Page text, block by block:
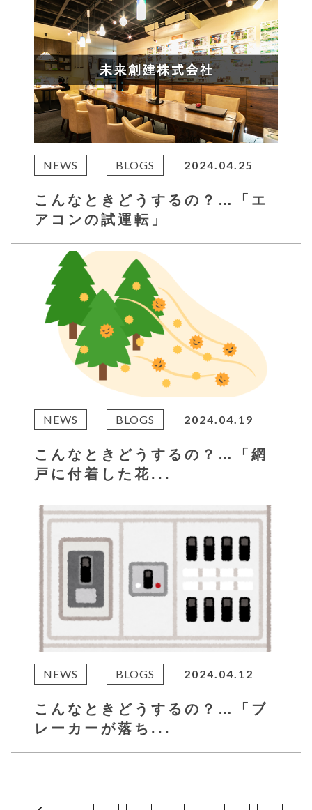
NEWS BLOGS 2024.04.25
こんなときどうするの？…「エ
アコンの試運転」
NEWS BLOGS 2024.04.19
こんなときどうするの？…「網
戸に付着した花...
NEWS BLOGS 2024.04.12
こんなときどうするの？…「ブ
レーカーが落ち...